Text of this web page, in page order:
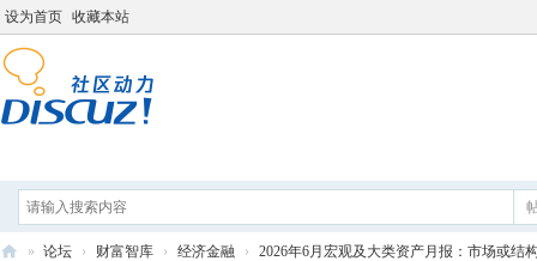
设为首页 收藏本站
» 论坛 › 财富智库 › 经济金融 › 2026年6月宏观及大类资产月报：市场或结